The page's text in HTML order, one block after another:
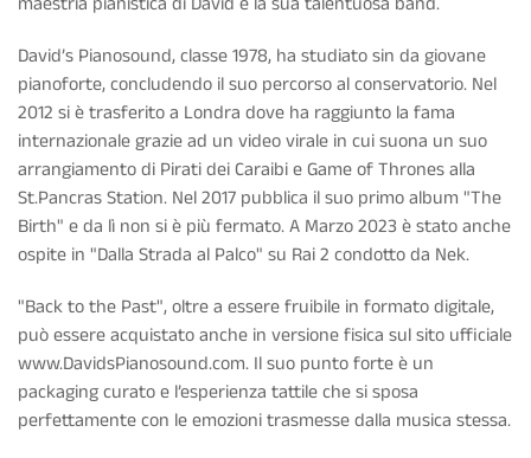
David’s Pianosound, classe 1978, ha studiato sin da giovane
pianoforte, concludendo il suo percorso al conservatorio. Nel
2012 si è trasferito a Londra dove ha raggiunto la fama
internazionale grazie ad un video virale in cui suona un suo
arrangiamento di Pirati dei Caraibi e Game of Thrones alla
St.Pancras Station. Nel 2017 pubblica il suo primo album "The
Birth" e da lì non si è più fermato. A Marzo 2023 è stato anche
ospite in "Dalla Strada al Palco" su Rai 2 condotto da Nek.
"Back to the Past", oltre a essere fruibile in formato digitale,
può essere acquistato anche in versione fisica sul sito ufficiale
www.DavidsPianosound.com. Il suo punto forte è un
packaging curato e l’esperienza tattile che si sposa
perfettamente con le emozioni trasmesse dalla musica stessa.